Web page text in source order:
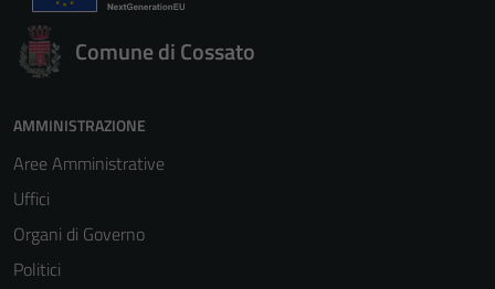
Comune di Cossato
AMMINISTRAZIONE
Aree Amministrative
Uffici
Organi di Governo
Politici